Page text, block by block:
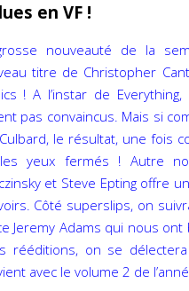
en VF !
nouveauté de la
titre de Christopher
! A l’instar de
pas convaincus. Mais si
Culbard, le résultat, une fois
yeux fermés ! Autre
et Steve Epting offre
Côté superslips, on
Jeremy Adams qui nous
rééditions, on se
avec le volume 2 de